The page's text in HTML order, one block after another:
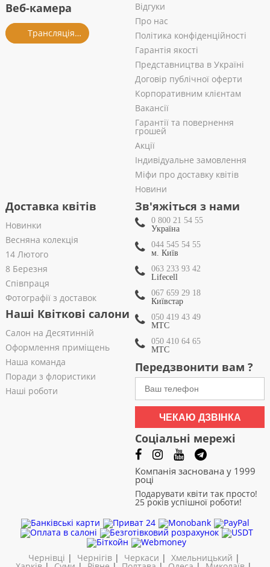
Веб-камера
Трансляція із салону
Відгуки
Про нас
Політика конфіденційності
Гарантія якості
Представництва в Україні
Договір публічної оферти
Корпоративним клієнтам
Вакансії
Гарантії та повернення
грошей
Акції
Індивідуальне замовлення
Міфи про доставку квітів
Новини
Доставка квітів
Новинки
Весняна колекція
14 Лютого
8 Березня
Співпраця
Фотографії з доставок
Наші Квіткові салони
Салон на Десятинній
Оформлення приміщень
Наша команда
Поради з флористики
Наші роботи
Зв'яжіться з нами
0 800 21 54 55
Україна
044 545 54 55
м. Київ
063 233 93 42
Lifecell
067 659 29 18
Київстар
050 419 43 49
МТС
050 410 64 65
МТС
Передзвонити вам ?
ЧЕКАЮ ДЗВІНКА
Соціальні мережі
Компанія заснована у 1999
році
Подарувати квіти так просто!
25 років успішної роботи!
Чернівці | Чернігів| Черкаси | Хмельницький |